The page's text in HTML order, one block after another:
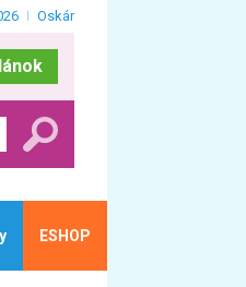
Oskár
ESHOP